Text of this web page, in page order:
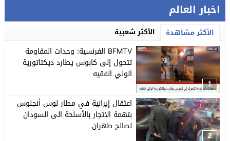
اخبار العالم
الأكثر مشاهدة الأكثر شعبية
1
BFMTV الفرنسية: وحدات المقاومة
تتحول إلى كابوس يطارد ديكتاتورية
الولي الفقيه
2
اعتقال إيرانية في مطار لوس أنجلوس
بتهمة الاتجار بالأسلحة الى السودان
لصالح طهران